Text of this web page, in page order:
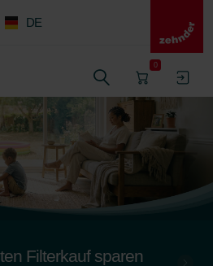
DE
0
Filterkauf sparen